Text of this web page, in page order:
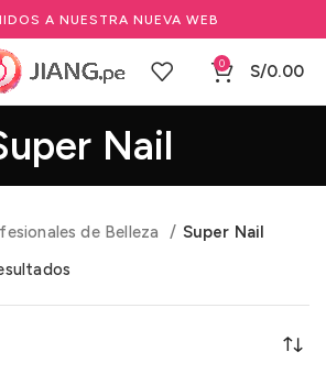
A NUESTRA NUEVA WEB
0 S/0.00
Nail
de Belleza
Super Nail